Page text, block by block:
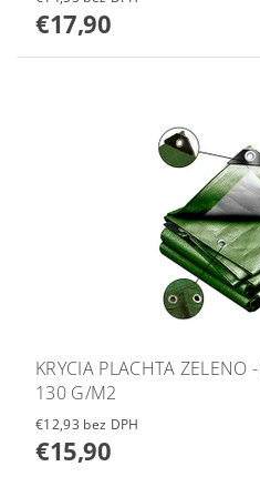
€17,90
KRYCIA PLACHTA ZELENO
130 G/M2
€12,93 bez DPH
€15,90